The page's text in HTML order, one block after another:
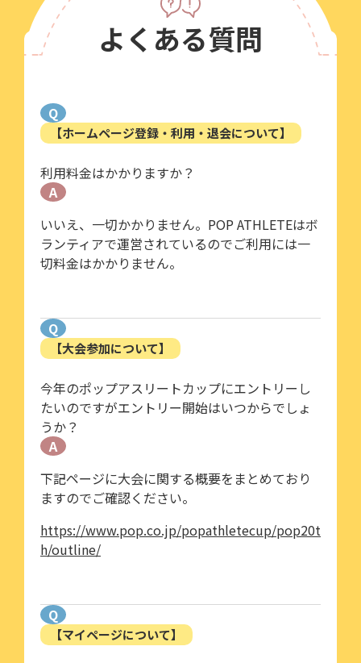
よくある質問
Q
【ホームページ登録・利用・退会について】
利用料金はかかりますか？
A
いいえ、一切かかりません。POP ATHLETEはボ
ランティアで運営されているのでご利用には一
切料金はかかりません。
Q
【大会参加について】
今年のポップアスリートカップにエントリーし
たいのですがエントリー開始はいつからでしょ
うか？
A
下記ページに大会に関する概要をまとめており
ますのでご確認ください。
https://www.pop.co.jp/popathletecup/pop20t
h/outline/
Q
【マイページについて】